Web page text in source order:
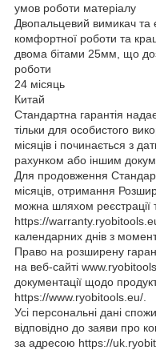
умов роботи матеріалу
Двопальцевий вимикач та
комфортної роботи та
двома бітами 25мм, що
роботи
24 місяць
Китай
Стандартна гарантія
тільки для особистого
місяців і починається з
рахунком або іншим
Для продовження
місяців, отримання
можна шляхом реєстрації
https://
календарних днів з
Право на розширену
на веб-сайті
документації щодо
https://www.ryobitools.eu/.
Усі персональні дані
відповідно до заяви про
за адресою https://